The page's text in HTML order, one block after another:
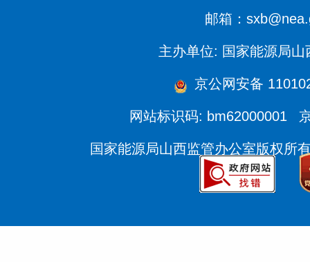
邮箱：
主办单位: 国家能源局山
京公网安备
网站标识码: bm62000001
国家能源局山西监管办公室版权所